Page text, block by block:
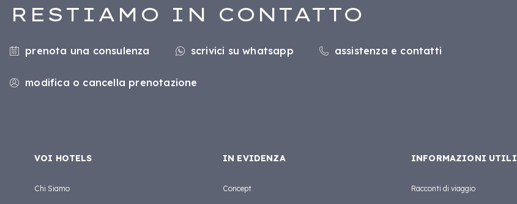
RESTIAMO IN CONTATTO
prenota una consulenza scrivici su whatsapp assistenza e contatti
modifica o cancella prenotazione
VOI HOTELS
Chi Siamo
IN EVIDENZA
Concept
INFORMAZIONI UTILI
Racconti di viaggio